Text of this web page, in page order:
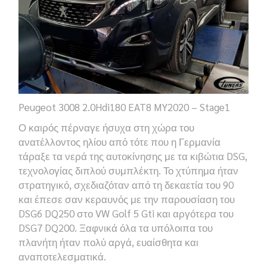
Peugeot 3008 2.0Hdi180 EAT8 MY2020 – Stage1
Ο καιρός πέρναγε ήσυχα στη χώρα του
ανατέλλοντος ηλίου από τότε που η Γερμανία
τάραξε τα νερά της αυτοκίνησης με τα κιβώτια DSG,
τεχνολογίας διπλού συμπλέκτη. Το χτύπημα ήταν
στρατηγικό, σχεδιαζόταν από τη δεκαετία του 90
και έπεσε σαν κεραυνός με την παρουσίαση του
DSG6 DQ250στοVWGolf 5 Gti και αργότερα του
DSG7 DQ200. Ξαφνικά όλα τα υπόλοιπα του
πλανήτη ήταν πολύ αργά, ευαίσθητα και
αναποτελεσματικά.